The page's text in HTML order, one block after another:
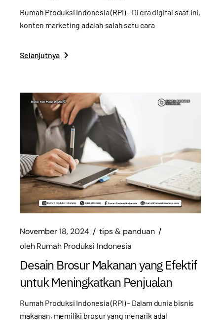
Rumah Produksi Indonesia (RPI) – Di era digital saat ini,
konten marketing adalah salah satu cara
Selanjutnya
November 18, 2024
tips & panduan
olehRumah Produksi Indonesia
Desain Brosur Makanan yang Efektif
untuk Meningkatkan Penjualan
Rumah Produksi Indonesia (RPI) – Dalam dunia bisnis
makanan, memiliki brosur yang menarik adal